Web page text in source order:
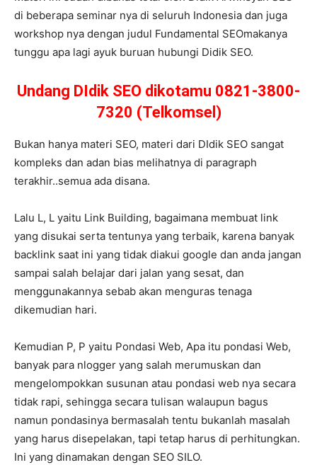
di beberapa seminar nya di seluruh Indonesia dan juga
workshop nya dengan judul Fundamental SEOmakanya
tunggu apa lagi ayuk buruan hubungi Didik SEO.
Undang DIdik SEO dikotamu 0821-3800-
7320 (Telkomsel)
Bukan hanya materi SEO, materi dari DIdik SEO sangat
kompleks dan adan bias melihatnya di paragraph
terakhir..semua ada disana.
Lalu L, L yaitu Link Building, bagaimana membuat link
yang disukai serta tentunya yang terbaik, karena banyak
backlink saat ini yang tidak diakui google dan anda jangan
sampai salah belajar dari jalan yang sesat, dan
menggunakannya sebab akan menguras tenaga
dikemudian hari.
Kemudian P, P yaitu Pondasi Web, Apa itu pondasi Web,
banyak para nlogger yang salah merumuskan dan
mengelompokkan susunan atau pondasi web nya secara
tidak rapi, sehingga secara tulisan walaupun bagus
namun pondasinya bermasalah tentu bukanlah masalah
yang harus disepelakan, tapi tetap harus di perhitungkan.
Ini yang dinamakan dengan SEO SILO.